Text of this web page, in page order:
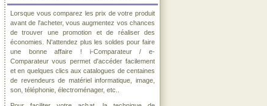
Lorsque vous comparez les prix de votre produit
avant de l'acheter, vous augmentez vos chances
de trouver une promotion et de réaliser des
économies. N'attendez plus les soldes pour faire
une bonne affaire ! i-Comparateur / e-
Comparateur vous permet d'accéder facilement
et en quelques clics aux catalogues de centaines
de revendeurs de matériel informatique, image,
son, téléphonie, électroménager, etc..